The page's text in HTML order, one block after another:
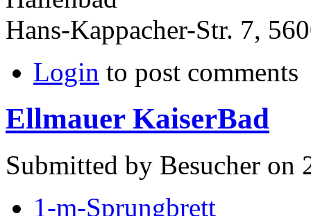
Hans-Kappacher-Str. 7,
Login to post comments
Ellmauer KaiserBad
Submitted by Besucher on
1-m-Sprungbrett